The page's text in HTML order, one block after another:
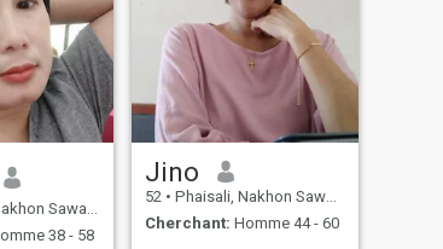
Nakhon Sawan, Thailande
38 - 58
Jino
52 • Phaisali, Nakhon Sawan, Thailande
Cherchant: Homme 44 - 60